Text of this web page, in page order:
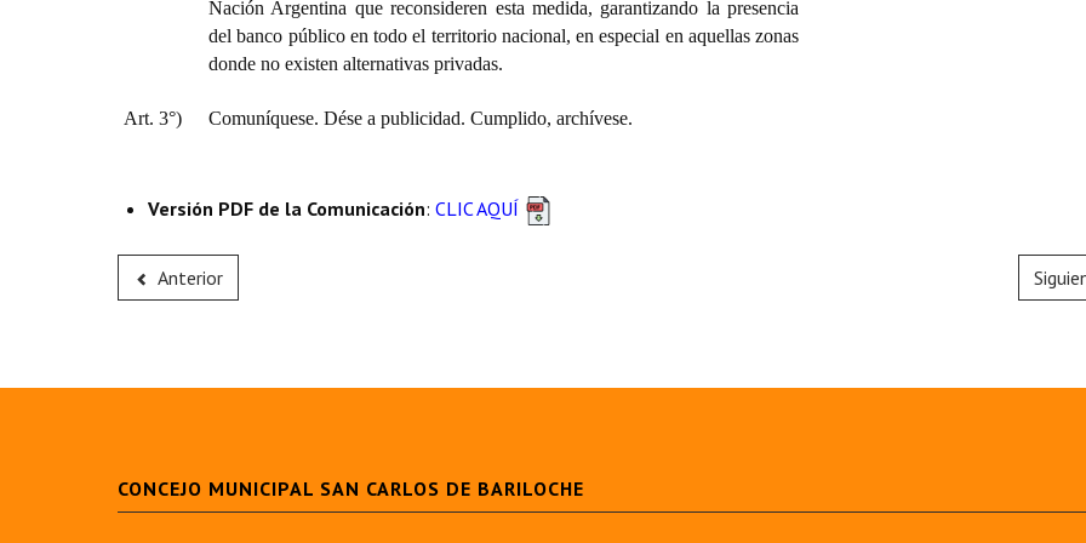
Nación Argentina que reconsideren esta medida, garantizando la presencia
del banco público en todo el territorio nacional, en especial en aquellas zonas
donde no existen alternativas privadas.
Art. 3°) Comuníquese. Dése a publicidad. Cumplido, archívese.
Versión PDF de la Comunicación: CLIC AQUÍ
Anterior
CONCEJO MUNICIPAL SAN CARLOS DE BARILOCHE